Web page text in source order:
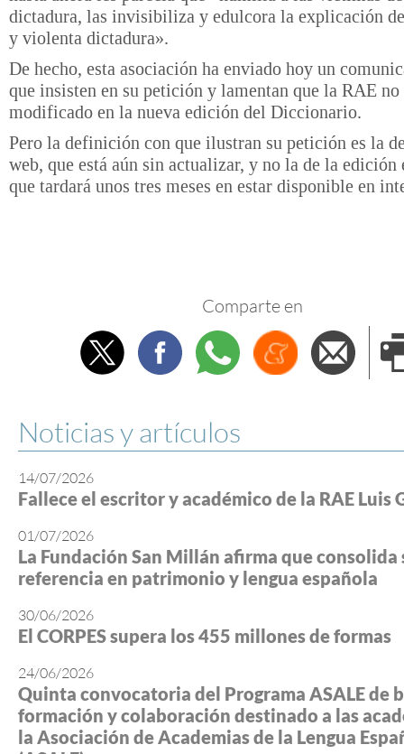
dictadura, las invisibiliza y edulcora la explicación
y violenta dictadura».
De hecho, esta asociación ha enviado hoy un
que insisten en su petición y lamentan que la RAE no
modificado en la nueva edición del Diccionario.
Pero la definición con que ilustran su petición es la
web, que está aún sin actualizar, y no la de la edición
que tardará unos tres meses en estar disponible en
Comparte en
TwitterFacebookWhatsappMenéame
Noticias y artículos
14/07/2026
Fallece el escritor y académico de la RAE Luis
01/07/2026
La Fundación San Millán afirma que consolida
referencia en patrimonio y lengua española
30/06/2026
El CORPES supera los 455 millones de formas
24/06/2026
Quinta convocatoria del Programa ASALE de
formación y colaboración destinado a las
la Asociación de Academias de la Lengua